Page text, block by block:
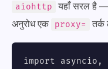
aiohttp यहाँ सरल है
अनुरोध एक
proxy= तर्क
import